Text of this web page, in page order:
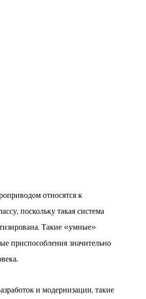
относятся к
поскольку такая система
Такие «умные»
приспособления значительно
и модернизации, такие